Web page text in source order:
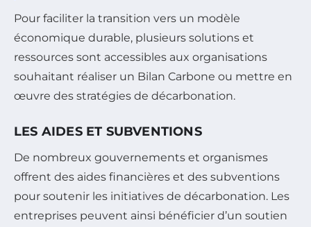
Pour faciliter la transition vers un modèle
économique durable, plusieurs solutions et
ressources sont accessibles aux organisations
souhaitant réaliser un Bilan Carbone ou mettre en
œuvre des stratégies de décarbonation.
LES AIDES ET SUBVENTIONS
De nombreux gouvernements et organismes
offrent des aides financières et des subventions
pour soutenir les initiatives de décarbonation. Les
entreprises peuvent ainsi bénéficier d’un soutien